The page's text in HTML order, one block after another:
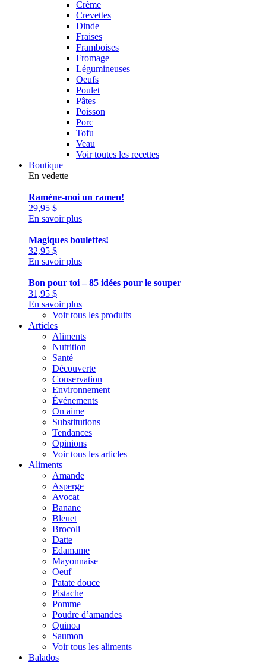
Crème
Crevettes
Dinde
Fraises
Framboises
Fromage
Légumineuses
Oeufs
Poulet
Pâtes
Poisson
Porc
Tofu
Veau
Voir toutes les recettes
Boutique
En vedette
Ramène-moi un ramen!
29,95 $
En savoir plus
Magiques boulettes!
32,95 $
En savoir plus
Bon pour toi – 85 idées pour le souper
31,95 $
En savoir plus
Voir tous les produits
Articles
Aliments
Nutrition
Santé
Découverte
Conservation
Environnement
Événements
On aime
Substitutions
Tendances
Opinions
Voir tous les articles
Aliments
Amande
Asperge
Avocat
Banane
Bleuet
Brocoli
Datte
Edamame
Mayonnaise
Oeuf
Patate douce
Pistache
Pomme
Poudre d’amandes
Quinoa
Saumon
Voir tous les aliments
Balados